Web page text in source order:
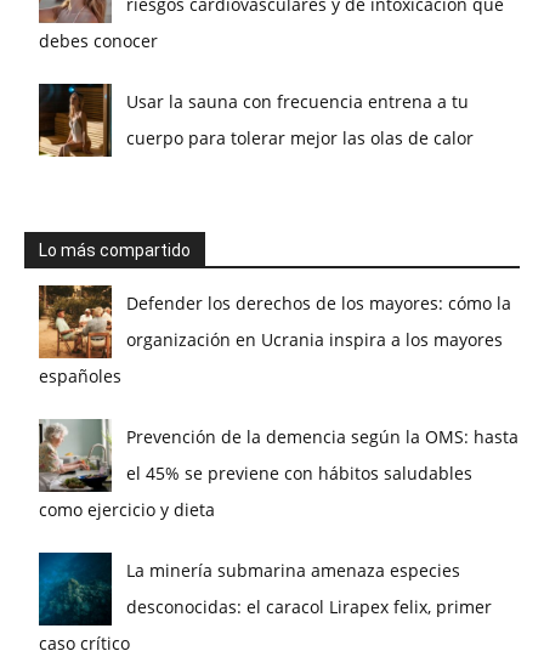
debes conocer
Usar la sauna con frecuencia entrena a tu
cuerpo para tolerar mejor las olas de calor
Lo más compartido
Defender los derechos de los mayores: cómo la
organización en Ucrania inspira a los mayores
españoles
Prevención de la demencia según la OMS: hasta
el 45% se previene con hábitos saludables
como ejercicio y dieta
La minería submarina amenaza especies
desconocidas: el caracol Lirapex felix, primer
caso crítico